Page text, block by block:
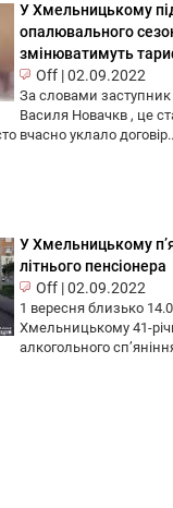
У Хмельницькому
опалювального
змінюватимуть
Off |02.09.2022
За словами заступник
Василя Новачкв , це
вчасно уклало
У Хмельницькому
літнього пенсіонера
Off |02.09.2022
1 вересня близько
Хмельницькому 41-
алкогольного